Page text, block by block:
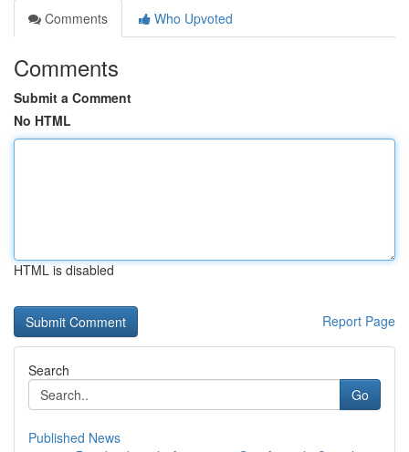
Comments
Who Upvoted
Comments
Submit a Comment
No HTML
HTML is disabled
Report Page
Search
Go
Published News